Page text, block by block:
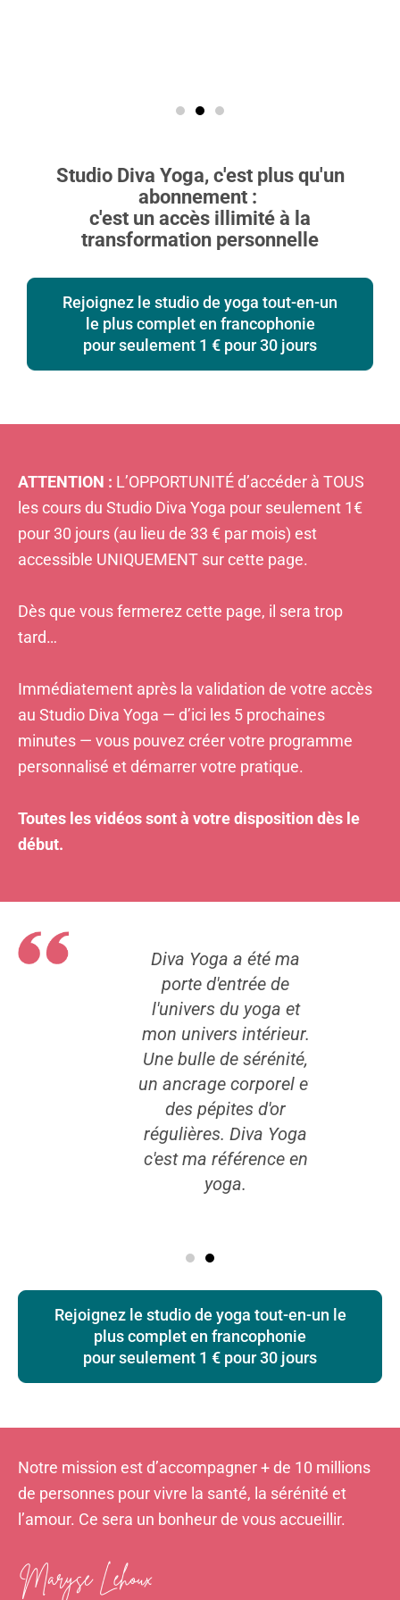
Studio Diva Yoga, c'est plus qu'un
abonnement :
c'est un accès illimité à la
transformation personnelle
Rejoignez le studio de yoga tout-en-un
le plus complet en francophonie
pour seulement 1 € pour 30 jours
ATTENTION : L’OPPORTUNITÉ d’accéder à TOUS
les cours du Studio Diva Yoga pour seulement 1€
pour 30 jours (au lieu de 33 € par mois) est
accessible UNIQUEMENT sur cette page.
Dès que vous fermerez cette page, il sera trop
tard…
Immédiatement après la validation de votre accès
au Studio Diva Yoga — d’ici les 5 prochaines
minutes — vous pouvez créer votre programme
personnalisé et démarrer votre pratique.
Toutes les vidéos sont à votre disposition dès le
début.
ma
Diva Yoga a été ma
porte d'entrée de
l'univers du yoga et
mon univers intérieur.
Une bulle de sérénité,
un ancrage corporel et
des pépites d'or
régulières. Diva Yoga
c'est ma référence en
yoga.
Rejoignez le studio de yoga tout-en-un le
plus complet en francophonie
pour seulement 1 € pour 30 jours
Notre mission est d’accompagner + de 10 millions
de personnes pour vivre la santé, la sérénité et
l’amour. Ce sera un bonheur de vous accueillir.